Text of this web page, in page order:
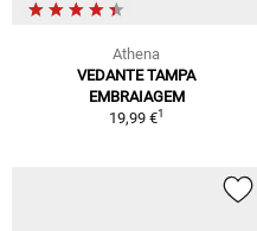
Athena
VEDANTE TAMPA
EMBRAIAGEM
19,99 €1